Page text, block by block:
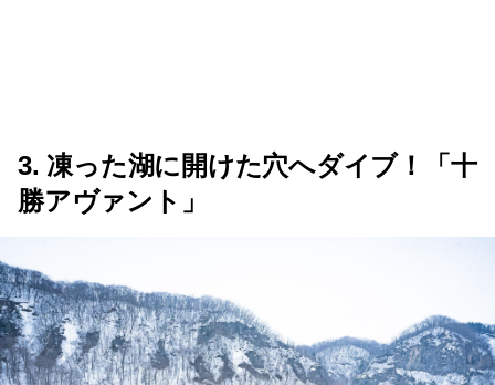
3. 凍った湖に開けた穴へダイブ！「十
勝アヴァント」